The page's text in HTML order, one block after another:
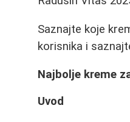
Saznajte koje
korisnika i
Najbolje kreme
Uvod